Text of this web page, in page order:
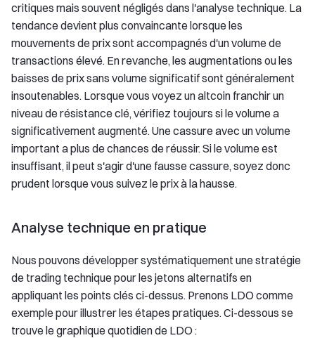
critiques mais souvent négligés dans l'analyse technique. La
tendance devient plus convaincante lorsque les
mouvements de prix sont accompagnés d'un volume de
transactions élevé. En revanche, les augmentations ou les
baisses de prix sans volume significatif sont généralement
insoutenables. Lorsque vous voyez un altcoin franchir un
niveau de résistance clé, vérifiez toujours si le volume a
significativement augmenté. Une cassure avec un volume
important a plus de chances de réussir. Si le volume est
insuffisant, il peut s'agir d'une fausse cassure, soyez donc
prudent lorsque vous suivez le prix à la hausse.
Analyse technique en pratique
Nous pouvons développer systématiquement une stratégie
de trading technique pour les jetons alternatifs en
appliquant les points clés ci-dessus. Prenons LDO comme
exemple pour illustrer les étapes pratiques. Ci-dessous se
trouve le graphique quotidien de LDO :